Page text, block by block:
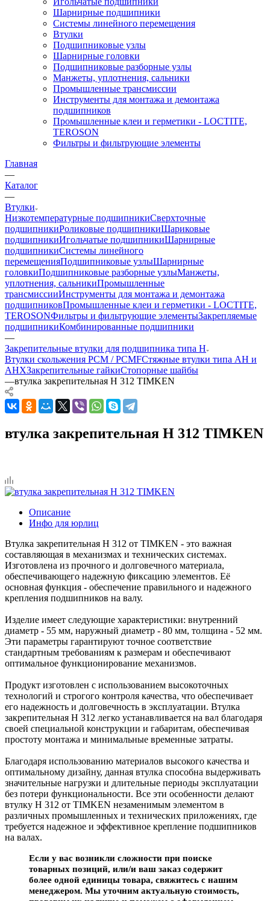
Шарнирные подшипники
Системы линейного перемещения
Втулки
Подшипниковые узлы
Шарнирные головки
Подшипниковые разборные узлы
Манжеты, уплотнения, сальники
Промышленные трансмиссии
Инструменты для монтажа и демонтажа
подшипников
Промышленные клеи и герметики - LOCTITE,
TEROSON
Фильтры и фильтрующие элементы
Главная
—
Каталог
—
Втулки
Низкотемпературные подшипникиСверхточные
подшипникиРоликовые подшипникиШариковые
подшипникиИгольчатые подшипникиШарнирные
подшипникиСистемы линейного
перемещенияПодшипниковые узлыШарнирные
головкиПодшипниковые разборные узлыМанжеты,
уплотнения, сальникиПромышленные
трансмиссииИнструменты для монтажа и демонтажа
подшипниковПромышленные клеи и герметики - LOCTITE,
TEROSONФильтры и фильтрующие элементыЗакрепляемые
подшипникиКомбинированные подшипники
—
Закрепительные втулки для подшипника типа H
Втулки скольжения PCM / PCMFСтяжные втулки типа AH и
AHXЗакрепительные гайкиСтопорные шайбы
—втулка закрепительная H 312 TIMKEN
втулка закрепительная H 312 TIMKEN
Описание
Инфо для юрлиц
Втулка закрепительная H 312 от TIMKEN - это важная
составляющая в механизмах и технических системах.
Изготовлена из прочного и долговечного материала,
обеспечивающего надежную фиксацию элементов. Её
основная функция - обеспечение правильного и надежного
крепления подшипников на валу.
Изделие имеет следующие характеристики: внутренний
диаметр - 55 мм, наружный диаметр - 80 мм, толщина - 52 мм.
Эти параметры гарантируют точное соответствие
стандартным требованиям к размерам и обеспечивают
оптимальное функционирование механизмов.
Продукт изготовлен с использованием высокоточных
технологий и строгого контроля качества, что обеспечивает
его надежность и долговечность в эксплуатации. Втулка
закрепительная H 312 легко устанавливается на вал благодаря
своей специальной конструкции и габаритам, обеспечивая
простоту монтажа и минимальные временные затраты.
Благодаря использованию материалов высокого качества и
оптимальному дизайну, данная втулка способна выдерживать
значительные нагрузки и длительные периоды эксплуатации
без потери функциональности. Все эти особенности делают
втулку H 312 от TIMKEN незаменимым элементом в
различных промышленных и технических приложениях, где
требуется надежное и эффективное крепление подшипников
на валах.
Если у вас возникли сложности при поиске
товарных позиций, или/и ваш заказ содержит
более одной единицы товара, свяжитесь с нашим
менеджером. Мы уточним актуальную стоимость,